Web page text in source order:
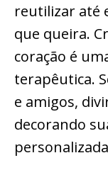
reutilizar até
que queira.
coração é
terapêutica.
e amigos,
decorando